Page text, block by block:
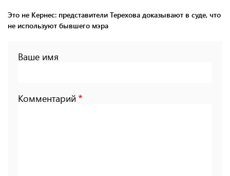
Это не Кернес: представители Терехова доказывают в суде, что
не используют бывшего мэра
Ваше имя
Комментарий